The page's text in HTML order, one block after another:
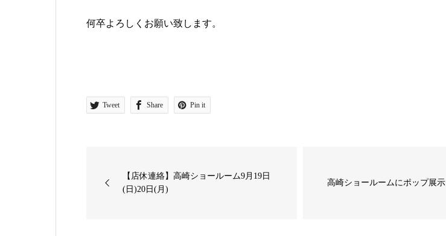
何卒よろしくお願い致します。
Tweet Share Pin it
【店休連絡】高崎ショールーム9月19日
(日)20日(月)
高崎ショールームにポップ展示